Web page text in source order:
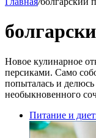
Новое кулинарное
персиками. Само
попыталась и
необыкновенного
Питание и